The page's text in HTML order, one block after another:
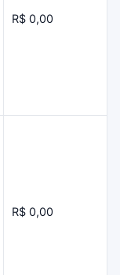
R$ 0,00
R$ 0,00